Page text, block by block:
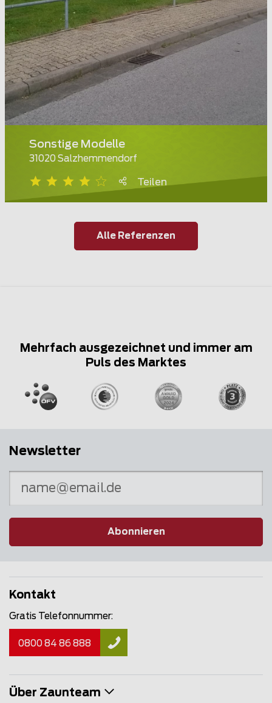
Sonstige Modelle
31020 Salzhemmendorf
Teilen
Alle Referenzen
Mehrfach ausgezeichnet und immer am
Puls des Marktes
Newsletter
Abonnieren
Kontakt
Gratis Telefonnummer:
0800 84 86 888
Über Zaunteam